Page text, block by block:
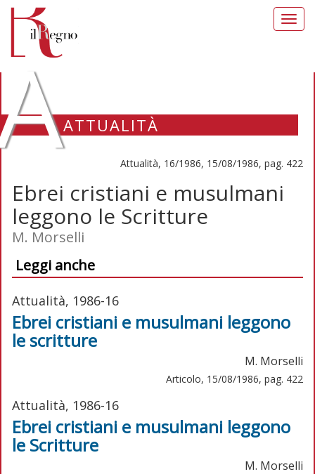
ATTUALITÀ
Attualità, 16/1986, 15/08/1986, pag. 422
Ebrei cristiani e musulmani
leggono le Scritture
M. Morselli
Leggi anche
Attualità, 1986-16
Ebrei cristiani e musulmani leggono
le scritture
M. Morselli
Articolo, 15/08/1986, pag. 422
Attualità, 1986-16
Ebrei cristiani e musulmani leggono
le Scritture
M. Morselli